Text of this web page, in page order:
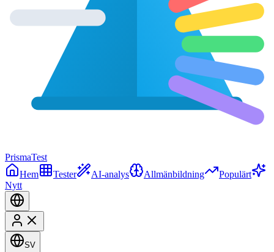
PrismaTest
Hem
Tester AI-analys Allmänbildning
Populärt
Nytt
SV